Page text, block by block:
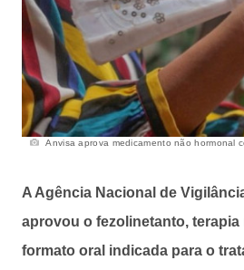
Anvisa aprova medicamento não hormonal
A Agência Nacional de
aprovou o fezolinetanto,
formato oral indicada para o